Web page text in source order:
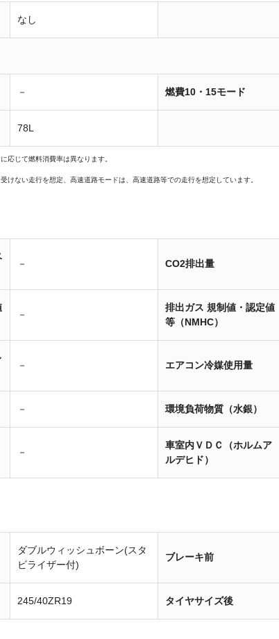
なし
－ 燃費10・15モード
78L
応じて燃料消費率は異なります。
ない走行を想定、高速道路モードは、高速道路等での走行を想定しています。
－ CO2排出量
－
排出ガス 規制値・認定値
等（NMHC）
－ エアコン冷媒使用量
－ 環境負荷物質（水銀）
－
車室内ＶＤＣ（ホルムア
ルデヒド）
ダブルウィッシュボーン(スタ
ビライザー付)
ブレーキ前
245/40ZR19 タイヤサイズ後